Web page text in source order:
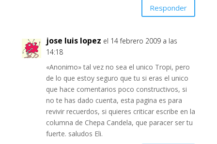
Responder
jose luis lopez el 14 febrero 2009 a las
14:18
«Anonimo» tal vez no sea el unico Tropi, pero
de lo que estoy seguro que tu si eras el unico
que hace comentarios poco constructivos, si
no te has dado cuenta, esta pagina es para
revivir recuerdos, si quieres criticar escribe en la
columna de Chepa Candela, que paracer ser tu
fuerte. saludos Eli.